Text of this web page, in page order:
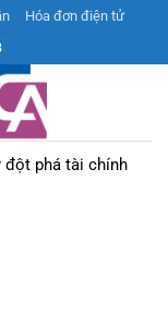
Hóa đơn điện tử
đột phá tài chính